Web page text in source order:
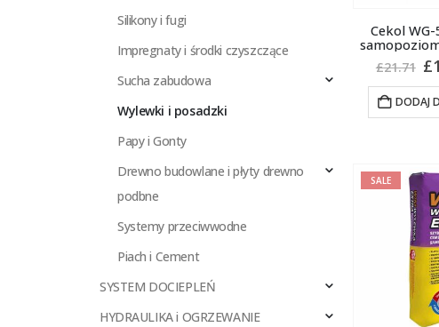
Cekol
£21.71 £
DODAJ
SALE
Silikony i fugi
Impregnaty i środki czyszczące
Sucha zabudowa
Wylewki i posadzki
Papy i Gonty
Drewno budowlane i płyty drewno
podbne
Systemy przeciwwodne
Piach i Cement
SYSTEM DOCIEPLEŃ
HYDRAULIKA i OGRZEWANIE